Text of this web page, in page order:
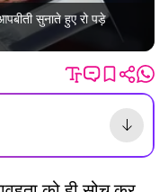
सुनाते हुए रो पड़े